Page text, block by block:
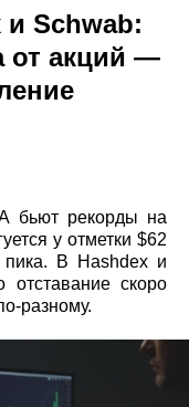
и Schwab:
от акций —
бьют рекорды на
у отметки $62
В Hashdex и
отставание скоро
разному.